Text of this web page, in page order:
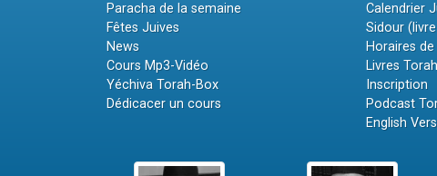
Paracha de la semaine
Fêtes Juives
News
Cours Mp3-Vidéo
Yéchiva Torah-Box
Dédicacer un cours
Calendrier
Sidour
Horaires
Livres
Inscription
Podcast
English